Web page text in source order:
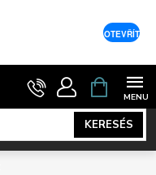
KERESÉS
KOSÁR
OTEVŘÍT